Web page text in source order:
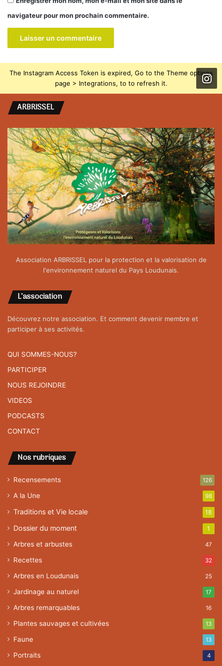
navigateur pour mon prochain commentaire.
The Instagram Access Token is expired, Go to the Theme options
page > Integrations, to to refresh it.
ARBRISSEL
Association ARBRISSEL pour la protection et la valorisation de
l'environnement naturel du Pays Loudunais.
L’association
Découvrez notre association. Et comment devenir membre et
participer à ses activités.
QUI SOMMES-NOUS?
PARTICIPER
NOUS REJOINDRE
VIDEOS
PODCASTS
CONTACT
Nos rubriques
Recensements 126
A la Une 98
Traditions et Vie locale 18
Dossier du moment 1
Arbres et arbustes 47
Recettes 32
Arbres en Loudunais 25
Jardinage au naturel 17
Arbres remarquables 16
Plantes sauvages et cultivées 13
Faune 13
Portraits 4